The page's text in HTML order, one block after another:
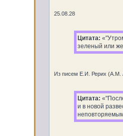
25.08.28
Цитата:
зеленый или
Из писем Е.И. Рерих (А.М.
Цитата:
и в новой